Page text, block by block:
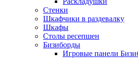
Стенки
Шкафчики в раздевалку
Шкафы
Столы ресепшен
Бизиборды
Игровые панели